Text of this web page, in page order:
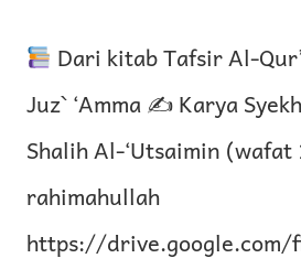
Dari kitab Tafsir Al-
Juz` ‘Amma ✍Karya
Shalih Al-‘Utsaimin (wafat
rahimahullah
https://drive.google.com/